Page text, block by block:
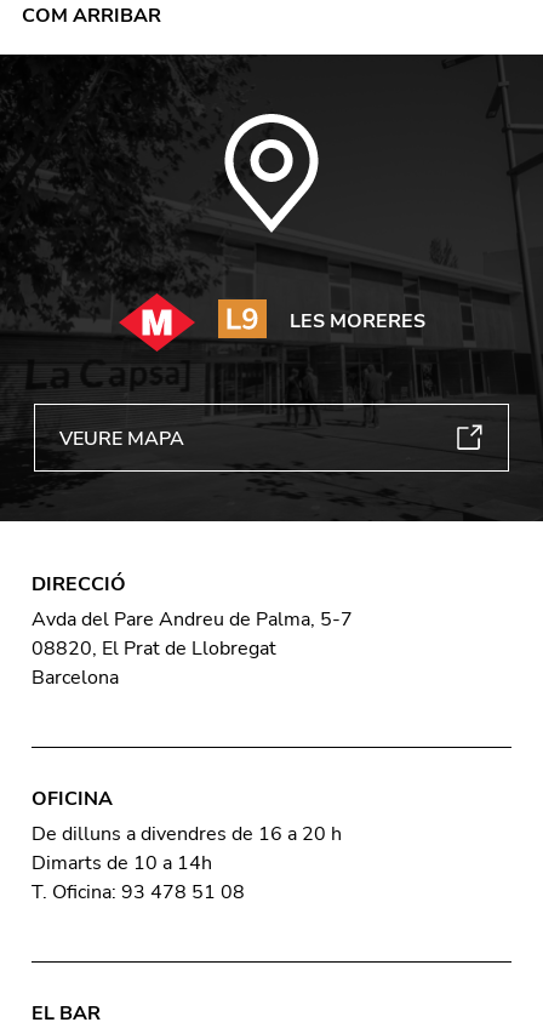
COM ARRIBAR
LES MORERES
VEURE MAPA
DIRECCIÓ
Avda del Pare Andreu de Palma, 5-7
08820, El Prat de Llobregat
Barcelona
OFICINA
De dilluns a divendres de 16 a 20 h
Dimarts de 10 a 14h
T. Oficina: 93 478 51 08
EL BAR